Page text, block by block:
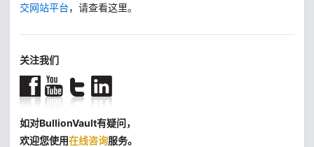
交网站平台，请查看这里。
关注我们
如对BullionVault有疑问，
欢迎您使用在线咨询服务。